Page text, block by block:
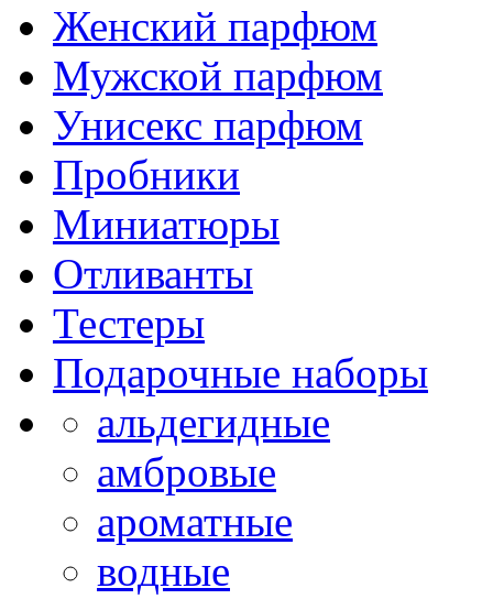
Женский парфюм
Мужской парфюм
Унисекс парфюм
Пробники
Миниатюры
Отливанты
Тестеры
Подарочные наборы
альдегидные
амбровые
ароматные
водные